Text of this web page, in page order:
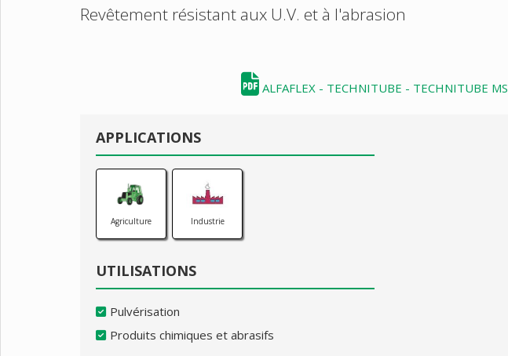
Revêtement résistant aux U.V. et à l'abrasion
ALFAFLEX - TECHNITUBE - TECHNITUBE MS
APPLICATIONS
Agriculture Industrie
UTILISATIONS
Pulvérisation
Produits chimiques et abrasifs